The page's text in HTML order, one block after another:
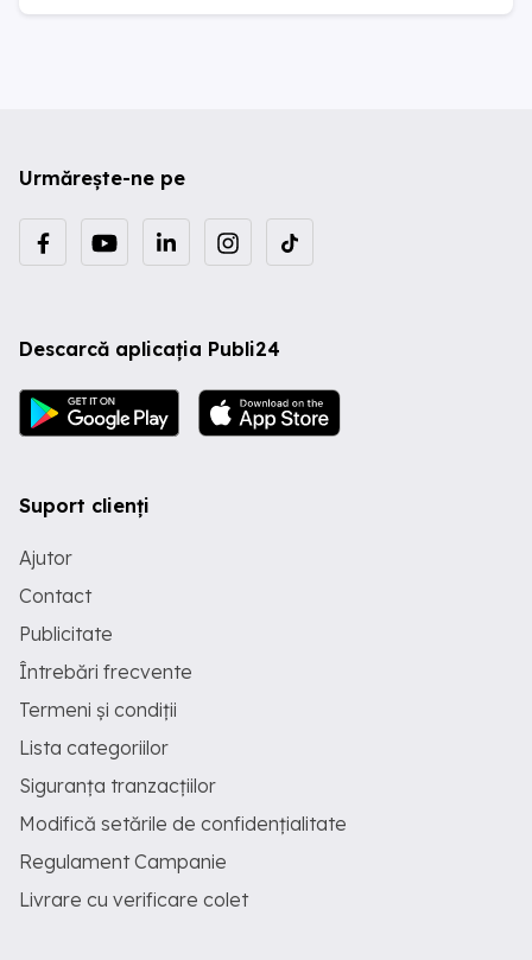
Urmărește-ne pe
Descarcă aplicația Publi24
Suport clienți
Ajutor
Contact
Publicitate
Întrebări frecvente
Termeni și condiții
Lista categoriilor
Siguranța tranzacțiilor
Modifică setările de confidențialitate
Regulament Campanie
Livrare cu verificare colet